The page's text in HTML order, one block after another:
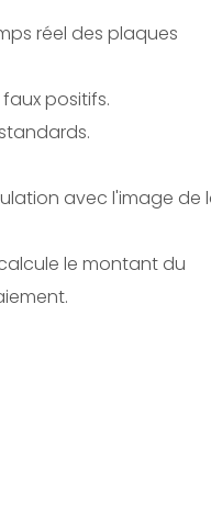
réel des plaques
positifs.
avec l'image de
le montant du